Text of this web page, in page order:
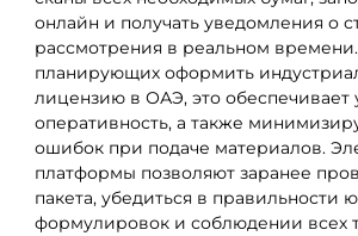
онлайн и получать уведомления о
рассмотрения в реальном
планирующих оформить
лицензию в ОАЭ, это обеспечивает
оперативность, а также
ошибок при подаче материалов.
платформы позволяют заранее
пакета, убедиться в правильности
формулировок и соблюдении всех